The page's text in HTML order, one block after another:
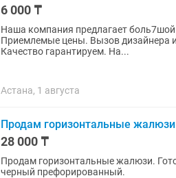
6 000 ₸
Наша компания предлагает
Приемлемые цены. Вызов дизайнера и установка бесплатно. Сроки исполнения 1 день.
Качество гарантируем. На...
Астана, 1 августа
Продам горизонтальные жалюзи
28 000 ₸
Продам горизонтальные жалюзи.
черный префорированный.